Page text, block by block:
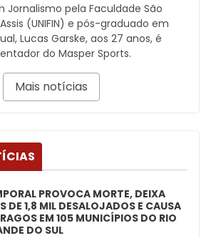
Jornalismo pela Faculdade São
(UNIFIN) e pós-graduado em
Lucas Garske, aos 27 anos, é
do Masper Sports.
Mais notícias
PROVOCA MORTE, DEIXA
DE 1,8 MIL DESALOJADOS E CAUSA
EM 105 MUNICÍPIOS DO RIO
DO SUL